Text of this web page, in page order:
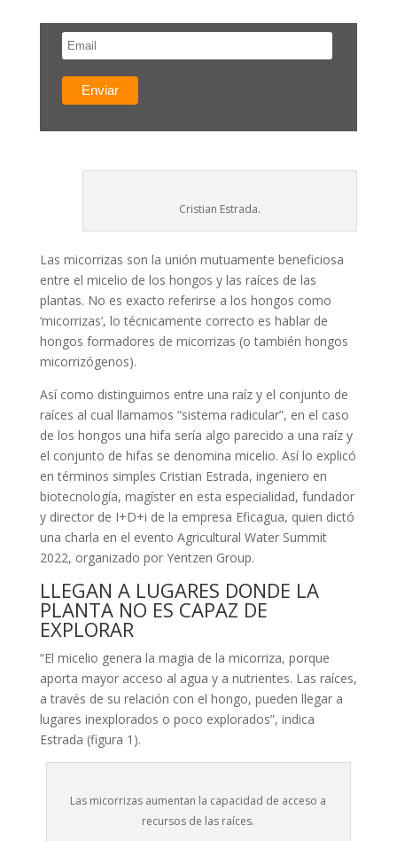
Cristian Estrada.
Las micorrizas son la unión mutuamente beneficiosa
entre el micelio de los hongos y las raíces de las
plantas. No es exacto referirse a los hongos como
‘micorrizas’, lo técnicamente correcto es hablar de
hongos formadores de micorrizas (o también hongos
micorrizógenos).
Así como distinguimos entre una raíz y el conjunto de
raíces al cual llamamos “sistema radicular”, en el caso
de los hongos una hifa sería algo parecido a una raíz y
el conjunto de hifas se denomina micelio. Así lo explicó
en términos simples Cristian Estrada, ingeniero en
biotecnología, magíster en esta especialidad, fundador
y director de I+D+i de la empresa Eficagua, quien dictó
una charla en el evento Agricultural Water Summit
2022, organizado por Yentzen Group.
LLEGAN A LUGARES DONDE LA
PLANTA NO ES CAPAZ DE
EXPLORAR
“El micelio genera la magia de la micorriza, porque
aporta mayor acceso al agua y a nutrientes. Las raíces,
a través de su relación con el hongo, pueden llegar a
lugares inexplorados o poco explorados”, indica
Estrada (figura 1).
Las micorrizas aumentan la capacidad de acceso a
recursos de las raíces.